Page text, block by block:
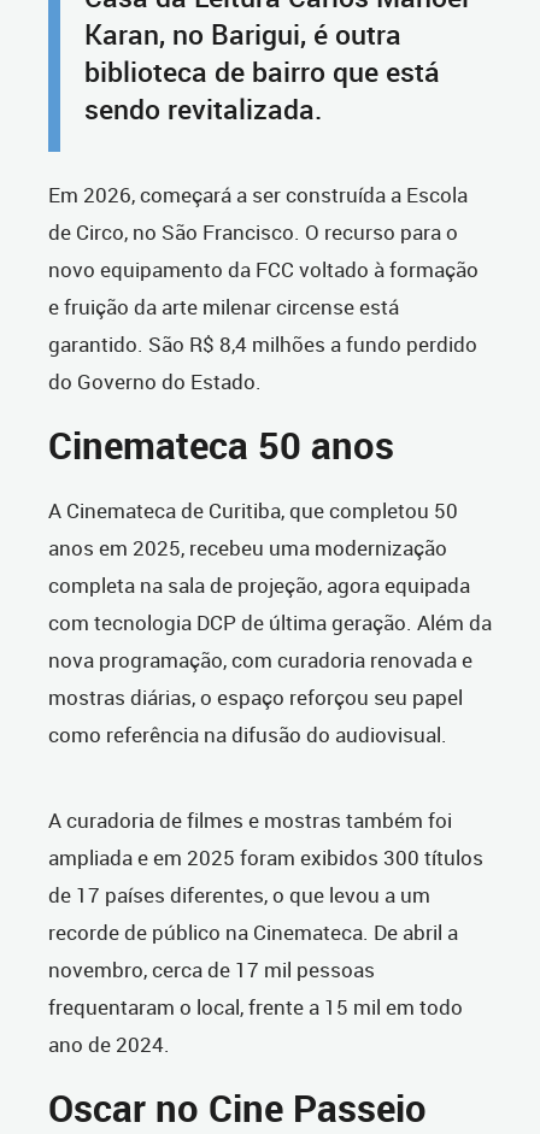
Karan, no Barigui, é outra
biblioteca de bairro que está
sendo revitalizada.
Em 2026, começará a ser construída a Escola
de Circo, no São Francisco. O recurso para o
novo equipamento da FCC voltado à formação
e fruição da arte milenar circense está
garantido. São R$ 8,4 milhões a fundo perdido
do Governo do Estado.
Cinemateca 50 anos
A Cinemateca de Curitiba, que completou 50
anos em 2025, recebeu uma modernização
completa na sala de projeção, agora equipada
com tecnologia DCP de última geração. Além da
nova programação, com curadoria renovada e
mostras diárias, o espaço reforçou seu papel
como referência na difusão do audiovisual.
A curadoria de filmes e mostras também foi
ampliada e em 2025 foram exibidos 300 títulos
de 17 países diferentes, o que levou a um
recorde de público na Cinemateca. De abril a
novembro, cerca de 17 mil pessoas
frequentaram o local, frente a 15 mil em todo
ano de 2024.
Oscar no Cine Passeio